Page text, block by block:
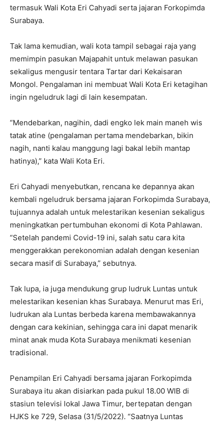
termasuk Wali Kota Eri Cahyadi serta jajaran Forkopimda
Surabaya.
Tak lama kemudian, wali kota tampil sebagai raja yang
memimpin pasukan Majapahit untuk melawan pasukan
sekaligus mengusir tentara Tartar dari Kekaisaran
Mongol. Pengalaman ini membuat Wali Kota Eri ketagihan
ingin ngeludruk lagi di lain kesempatan.
“Mendebarkan, nagihin, dadi engko lek main maneh wis
tatak atine (pengalaman pertama mendebarkan, bikin
nagih, nanti kalau manggung lagi bakal lebih mantap
hatinya),” kata Wali Kota Eri.
Eri Cahyadi menyebutkan, rencana ke depannya akan
kembali ngeludruk bersama jajaran Forkopimda Surabaya,
tujuannya adalah untuk melestarikan kesenian sekaligus
meningkatkan pertumbuhan ekonomi di Kota Pahlawan.
“Setelah pandemi Covid-19 ini, salah satu cara kita
menggerakkan perekonomian adalah dengan kesenian
secara masif di Surabaya,” sebutnya.
Tak lupa, ia juga mendukung grup ludruk Luntas untuk
melestarikan kesenian khas Surabaya. Menurut mas Eri,
ludrukan ala Luntas berbeda karena membawakannya
dengan cara kekinian, sehingga cara ini dapat menarik
minat anak muda Kota Surabaya menikmati kesenian
tradisional.
Penampilan Eri Cahyadi bersama jajaran Forkopimda
Surabaya itu akan disiarkan pada pukul 18.00 WIB di
stasiun televisi lokal Jawa Timur, bertepatan dengan
HJKS ke 729, Selasa (31/5/2022). “Saatnya Luntas